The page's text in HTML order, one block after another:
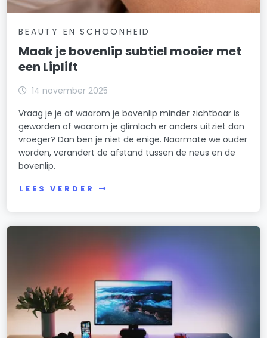
BEAUTY EN SCHOONHEID
Maak je bovenlip subtiel mooier met
een Liplift
14 november 2025
Vraag je je af waarom je bovenlip minder zichtbaar is
geworden of waarom je glimlach er anders uitziet dan
vroeger? Dan ben je niet de enige. Naarmate we ouder
worden, verandert de afstand tussen de neus en de
bovenlip.
LEES VERDER